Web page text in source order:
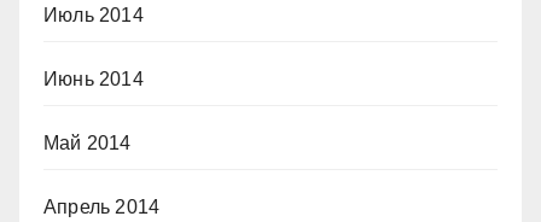
Июль 2014
Июнь 2014
Май 2014
Апрель 2014